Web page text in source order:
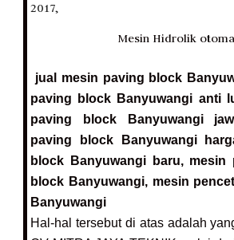
Mesin Hidrolik
jual mesin paving block
paving block Banyuwangi anti
paving block Banyuwangi
paving block Banyuwangi
block Banyuwangi baru, mesin
block Banyuwangi, mesin
Banyuwangi
Hal-hal tersebut di atas adalah